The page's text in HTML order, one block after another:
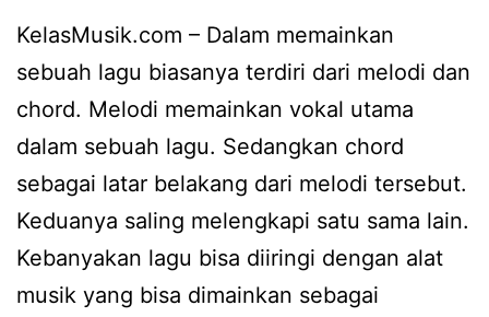
KelasMusik.com – Dalam memainkan
sebuah lagu biasanya terdiri dari melodi dan
chord. Melodi memainkan vokal utama
dalam sebuah lagu. Sedangkan chord
sebagai latar belakang dari melodi tersebut.
Keduanya saling melengkapi satu sama lain.
Kebanyakan lagu bisa diiringi dengan alat
musik yang bisa dimainkan sebagai